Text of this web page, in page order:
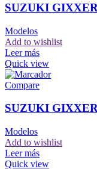
SUZUKI
Modelos
Add to wishlist
Leer más
Quick view
Compare
SUZUKI
Modelos
Add to wishlist
Leer más
Quick view